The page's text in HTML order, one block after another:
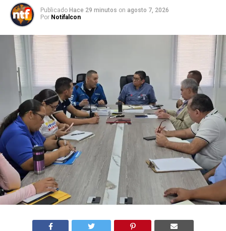
Publicado Hace 29 minutos on agosto 7, 2026
Por Notifalcon